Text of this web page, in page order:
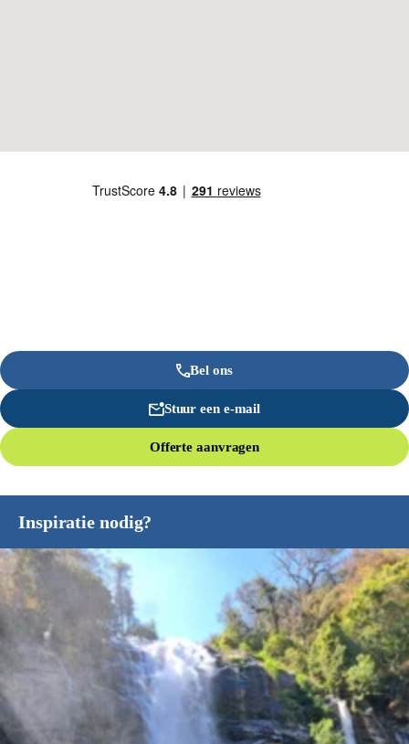
Bel ons
Stuur een e-mail
Offerte aanvragen
Inspiratie nodig?